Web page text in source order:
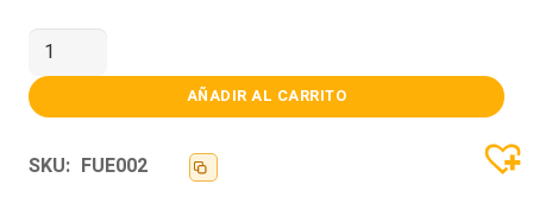
CABLE
24
PINES
COOLER
MASTER
MODULAR
MWE
AÑADIR AL CARRITO
SKU: FUE002